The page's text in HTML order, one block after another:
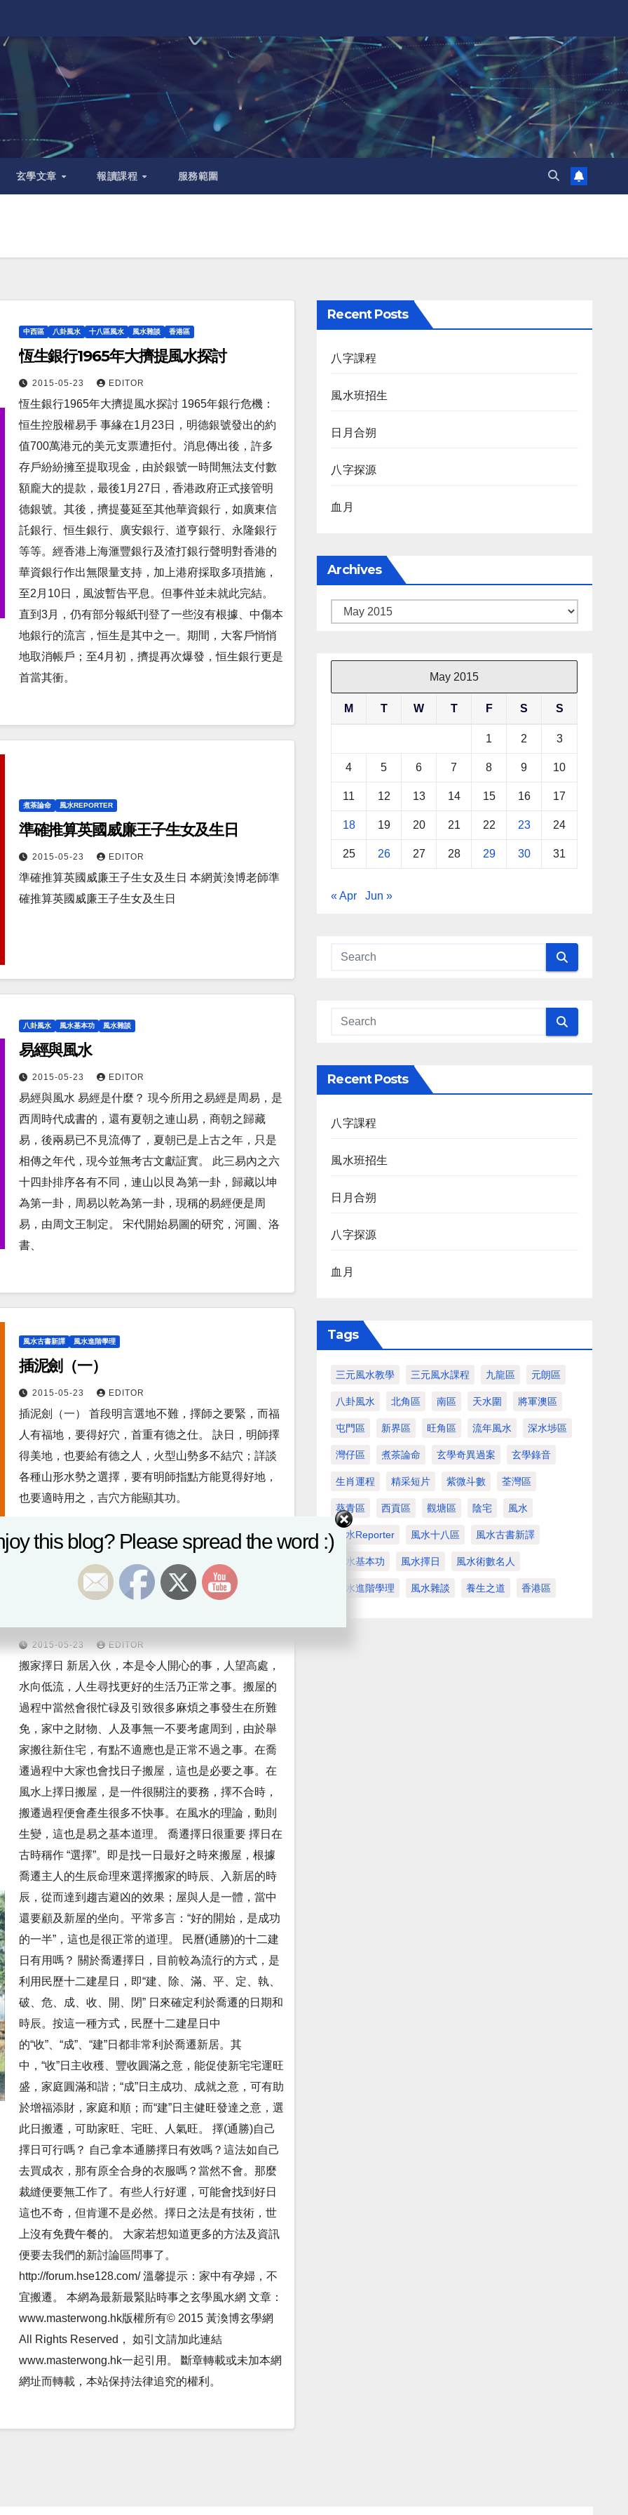
玄學文章 報讀課程 服務範圍
中西區 八卦風水 十八區風水 風水雜談 香港區
恆生銀行1965年大擠提風水探討
2015-05-23 EDITOR
恆生銀行1965年大擠提風水探討 1965年銀行危機：
恒生控股權易手 事緣在1月23日，明德銀號發出的約
值700萬港元的美元支票遭拒付。消息傳出後，許多
存戶紛紛擁至提取現金，由於銀號一時間無法支付數
額龐大的提款，最後1月27日，香港政府正式接管明
德銀號。其後，擠提蔓延至其他華資銀行，如廣東信
託銀行、恒生銀行、廣安銀行、道亨銀行、永隆銀行
等等。經香港上海滙豐銀行及渣打銀行聲明對香港的
華資銀行作出無限量支持，加上港府採取多項措施，
至2月10日，風波暫告平息。但事件並未就此完結。
直到3月，仍有部分報紙刊登了一些沒有根據、中傷本
地銀行的流言，恒生是其中之一。期間，大客戶悄悄
地取消帳戶；至4月初，擠提再次爆發，恒生銀行更是
首當其衝。
煮茶論命 風水REPORTER
準確推算英國威廉王子生女及生日
2015-05-23 EDITOR
準確推算英國威廉王子生女及生日 本網黃渙博老師準
確推算英國威廉王子生女及生日
八卦風水 風水基本功 風水雜談
易經與風水
2015-05-23 EDITOR
易經與風水 易經是什麼？ 現今所用之易經是周易，是
西周時代成書的，還有夏朝之連山易，商朝之歸藏
易，後兩易已不見流傳了，夏朝已是上古之年，只是
相傳之年代，現今並無考古文獻証實。 此三易內之六
十四卦排序各有不同，連山以艮為第一卦，歸藏以坤
為第一卦，周易以乾為第一卦，現稱的易經便是周
易，由周文王制定。 宋代開始易圖的研究，河圖、洛
書、
風水古書新譯 風水進階學理
插泥劍（一）
2015-05-23 EDITOR
插泥劍（一） 首段明言選地不難，擇師之要緊，而福
人有福地，要得好穴，首重有德之仕。 訣日，明師擇
得美地，也要給有德之人，火型山勢多不結穴；詳談
各種山形水勢之選擇，要有明師指點方能覓得好地，
也要適時用之，吉穴方能顯其功。
2015-05-23 EDITOR
搬家擇日 新居入伙，本是令人開心的事，人望高處，
水向低流，人生尋找更好的生活乃正常之事。搬屋的
過程中當然會很忙碌及引致很多麻煩之事發生在所難
免，家中之財物、人及事無一不要考慮周到，由於舉
家搬往新住宅，有點不適應也是正常不過之事。在喬
遷過程中大家也會找日子搬屋，這也是必要之事。在
風水上擇日搬屋，是一件很關注的要務，擇不合時，
搬遷過程便會產生很多不快事。在風水的理論，動則
生變，這也是易之基本道理。 喬遷擇日很重要 擇日在
古時稱作 “選擇”。即是找一日最好之時來搬屋，根據
喬遷主人的生辰命理來選擇搬家的時辰、入新居的時
辰，從而達到趨吉避凶的效果；屋與人是一體，當中
還要顧及新屋的坐向。平常多言：“好的開始，是成功
的一半”，這也是很正常的道理。 民曆(通勝)的十二建
日有用嗎？ 關於喬遷擇日，目前較為流行的方式，是
利用民歷十二建星日，即“建、除、滿、平、定、執、
破、危、成、收、開、閉” 日來確定利於喬遷的日期和
時辰。按這一種方式，民歷十二建星日中
的“收”、“成”、“建”日都非常利於喬遷新居。其
中，“收”日主收穫、豐收圓滿之意，能促使新宅宅運旺
盛，家庭圓滿和諧；“成”日主成功、成就之意，可有助
於增福添財，家庭和順；而“建”日主健旺發達之意，選
此日搬遷，可助家旺、宅旺、人氣旺。 擇(通勝)自己
擇日可行嗎？ 自己拿本通勝擇日有效嗎？這法如自己
去買成衣，那有原全合身的衣服嗎？當然不會。那麼
裁縫便要無工作了。有些人行好運，可能會找到好日
這也不奇，但肯運不是必然。擇日之法是有技術，世
上沒有免費午餐的。 大家若想知道更多的方法及資訊
便要去我們的新討論區問事了。
http://forum.hse128.com/ 溫馨提示：家中有孕婦，不
宜搬遷。 本網為最新最緊貼時事之玄學風水網 文章：
www.masterwong.hk版權所有© 2015 黃渙博玄學網
All Rights Reserved， 如引文請加此連結
www.masterwong.hk一起引用。 斷章轉載或未加本網
網址而轉載，本站保持法律追究的權利。
Recent Posts
八字課程
風水班招生
日月合朔
八字探源
血月
Archives
Archives
May 2015
M T W T F S S
1 2 3
4 5 6 7 8 9 10
11 12 13 14 15 16 17
18 19 20 21 22 23 24
25 26 27 28 29 30 31
« Apr Jun »
Recent Posts
八字課程
風水班招生
日月合朔
八字探源
血月
Tags
三元風水教學 三元風水課程 九龍區 元朗區
八卦風水 北角區 南區 天水圍 將軍澳區
屯門區 新界區 旺角區 流年風水 深水埗區
灣仔區 煮茶論命 玄學奇異過案 玄學錄音
生肖運程 精采短片 紫微斗數 荃灣區
葵青區 西貢區 觀塘區 陰宅 風水
風水Reporter 風水十八區 風水古書新譯
風水基本功 風水擇日 風水術數名人
風水進階學理 風水雜談 養生之道 香港區
this blog? Please spread the word :)